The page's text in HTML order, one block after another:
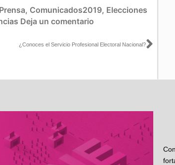
, Comunicados2019, Elecciones
Deja un comentario
¿Conoces el Servicio Profesional Electoral Nacional?